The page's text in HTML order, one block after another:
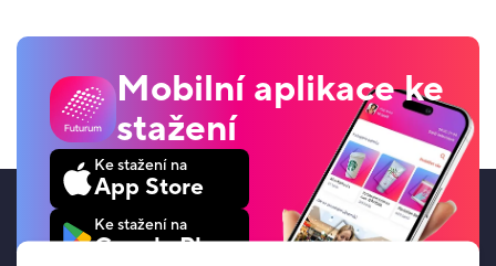
Mobilní aplikace ke
stažení
Ke stažení na
App Store
Ke stažení na
Google Play